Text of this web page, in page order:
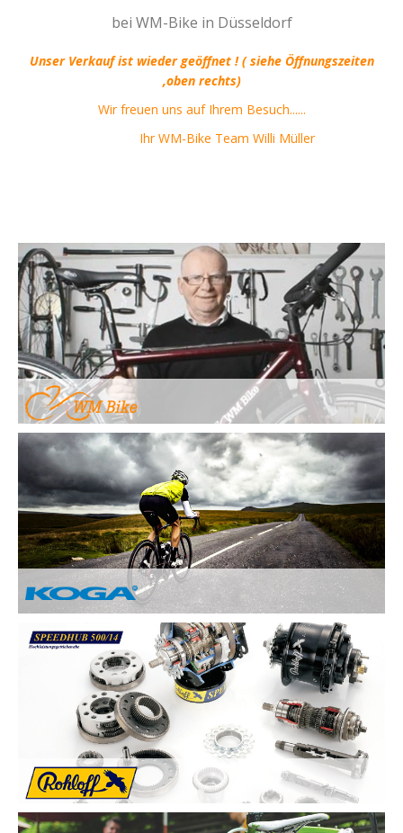
bei WM-Bike in Düsseldorf
Unser Verkauf ist wieder geöffnet ! ( siehe Öffnungszeiten
,oben rechts)
Wir freuen uns auf Ihrem Besuch......
Ihr WM-Bike Team Willi Müller
Nach Ihren Vorstellungen fertigen wir individuelle und
einzigartige Räder und sind erst zufrieden, wenn Sie zufrieden
sind. Deswegen legen wir besonderen Wert auf:
Kundenzufriedenheit durch Individuelle
Kundenberatung
Sicherheit und Fahrkomfort durch hochwertige
Komponenten
...
Von Hand gebaute Perfektion.
Alle KOGA Fahrräder werden von Hand in Holland gefertigt
und bestechen durch tolles Design. KOGA bietet eine breite
Auswahl an qualitativ Hochwertigen Elektrorädern, City-Bikes,
Trekking- und Reiserädern, Mountainbikes und Rennrädern.
Die Rohloff SPEEDHUB 500/14 wurde für Profis und